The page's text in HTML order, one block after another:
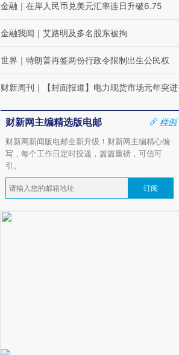
金融 ｜ 在岸人民币兑美元汇率连日升破6.75
金融我闻 ｜ 艾路明及多名股东被拘
世界 ｜ 特朗普再签两份行政令限制出生公民权
财新周刊 ｜ 【封面报道】电力现货市场元年突进
财新网主编精选版电邮
样例
财新网新闻版电邮全新升级！财新网主编精心编
写，每个工作日定时投递，篇篇重磅，可信可
引。
订阅